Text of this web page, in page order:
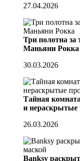
27.04.2026
Три полотна за
Маньяни Рокка
30.03.2026
Тайная
и нераскрытые
26.03.2026
Banksy